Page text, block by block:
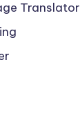
Translator